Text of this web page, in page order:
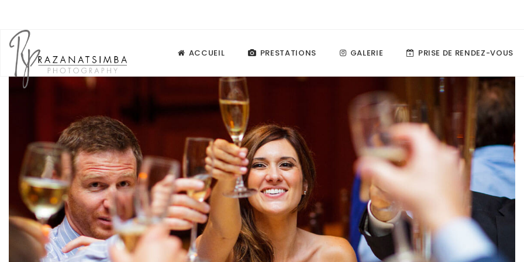
ACCUEIL PRESTATIONS GALERIE PRISE DE RENDEZ-VOUS